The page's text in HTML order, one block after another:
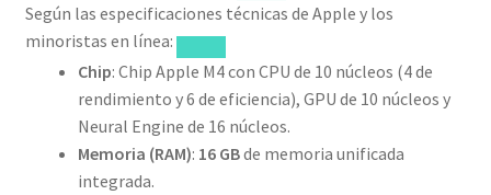
Según las especificaciones técnicas de Apple y los
minoristas en línea:
Chip: Chip Apple M4 con CPU de 10 núcleos (4 de
rendimiento y 6 de eficiencia), GPU de 10 núcleos y
Neural Engine de 16 núcleos.
Memoria (RAM): 16 GBde memoria unificada
integrada.